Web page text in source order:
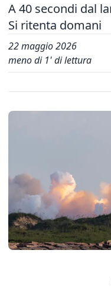
A 40 secondi dal
Si ritenta domani
22 maggio 2026
meno di 1' di lettura